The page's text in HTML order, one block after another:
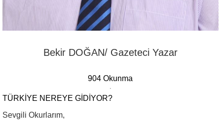
Bekir DOĞAN/ Gazeteci Yazar
904 Okunma
TÜRKIYE NEREYE GIDIYOR?
Sevgili Okurlarım,